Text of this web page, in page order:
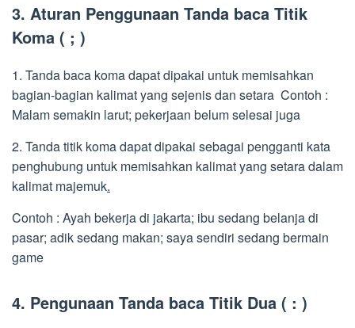
3. Aturan Penggunaan Tanda baca Titik
Koma ( ; )
1. Tanda baca koma dapat dipakai untuk memisahkan
bagian-bagian kalimat yang sejenis dan setara Contoh :
Malam semakin larut; pekerjaan belum selesai juga
2. Tanda titik koma dapat dipakai sebagai pengganti kata
penghubung untuk memisahkan kalimat yang setara dalam
kalimat majemuk.
Contoh : Ayah bekerja di jakarta; ibu sedang belanja di
pasar; adik sedang makan; saya sendiri sedang bermain
game
4. Pengunaan Tanda baca Titik Dua ( : )